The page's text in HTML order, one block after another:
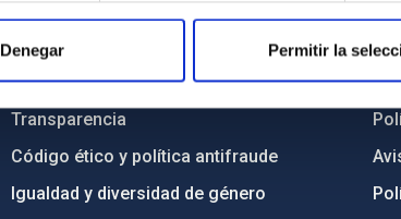
Denegar Permitir la
Legislación
Transparencia
Código ético y política antifraude
Igualdad y diversidad de género